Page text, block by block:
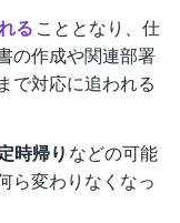
る こととなり、仕
の作成や関連部署
で対応に追われる
時帰り などの可能
ら変わりなくなっ